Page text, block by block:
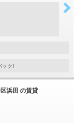
ック!
浜田 の賃貸